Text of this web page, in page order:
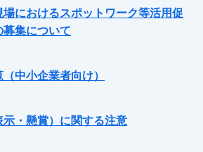
におけるスポットワーク等活用促
集について
中小企業者向け）
・懸賞）に関する注意